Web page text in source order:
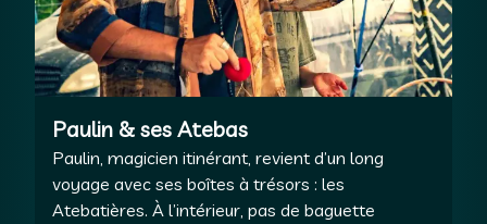
Paulin & ses Atebas
Paulin, magicien itinérant, revient d’un long
voyage avec ses boîtes à trésors : les
Atebatières. À l’intérieur, pas de baguette